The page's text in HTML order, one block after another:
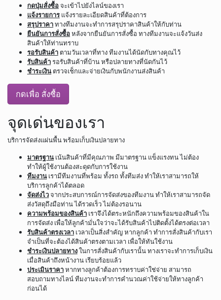
กดปุ่มสั่งซื้อจะเข้าไปยังไลน์ของเรา
แจ้งรายการ แจ้งรายละเอียดสินค้าที่ต้องการ
สรุปราคาทางทีมงานจะทำการสรุปราคาสินค้าให้กับท่าน
ยืนยันการสั่งซื้อหลังจากยืนยันการสั่งซื้อ ทางทีมงานจะแจ้งวันส่ง
สินค้าให้ท่านทราบ
รอรับสินค้า ตามวันเวลาที่ทาง ทีมงานได้นัดกับทางคุณไว้
รับสินค้ารอรับสินค้าที่บ้าน หรือปลายทางที่นัดกันไว้
ชำระเงิน ตรวจเช็กและจ่ายเงินกับพนักงานส่งสินค้า
กดเพื่อ สั่งซื้อ
จุดเด่นของเรา
บริการจัดส่งแผ่นพื้น พร้อมเก็บเงินปลายทาง
มาตรฐาน เน้นสินค้าที่มีคุณภาพ มีมาตรฐาน แข็งแรงทน ไม่ต้อง
ทำให้ผู้ใช้งานต้องสะดุดกับการใช้งาน
ทีมงาน เรามีทีมงานที่พร้อม ทั้งรถ ทั้งทีมส่ง ทำให้เราสามารถให้
บริการลูกค้าได้ตลอด
จัดส่งไวจากประสบการณ์การจัดส่งของทีมงาน ทำให้เราสามารถจัด
ส่งวัสดุถึงมือท่าน ได้รวดเร็ว ไม่ต้องรอนาน
ความพร้อมของสินค้า เราจึงได้ตระหนักถึงความพร้อมของสินค้าใน
การจัดส่ง เพื่อให้ลูกค้ามั่นใจว่าจะได้รับสินค้าไปติดตั้งได้ตรงต่อเวลา
รับสินค้าตรงเวลา เวลาเป็นสิ่งสำคัญ หากลูกค้า ทำการสั่งสินค้ากับเรา
จำเป็นที่จะต้องได้สินค้าตรงตามเวลา เพื่อให้ทันใช้งาน
ชำระเงินปลายทางในการสั่งสินค้ากับเรานั้น ทางเราจะทำการเก็บเงิน
เมื่อสินค้าถึงหน้างาน เรียบร้อยแล้ว
ประเมินราคาหากทางลูกค้าต้องการทราบค่าใช่จ่าย สามารถ
สอบถามทางไลน์ ทีมงานจะทำการคำนวณค่าใช้จ่ายให้ทางลูกค้า
ก่อนได้